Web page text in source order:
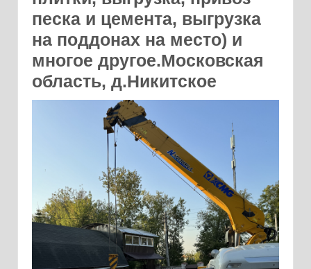
песка и цемента, выгрузка
на поддонах на место) и
многое другое.Московская
область, д.Никитское